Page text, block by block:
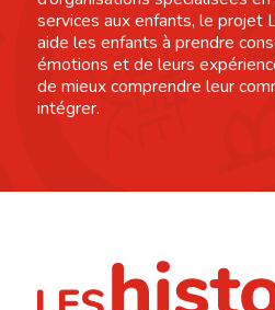
services aux enfants, le projet
aide les enfants à prendre
émotions et de leurs
de mieux comprendre leur
intégrer.